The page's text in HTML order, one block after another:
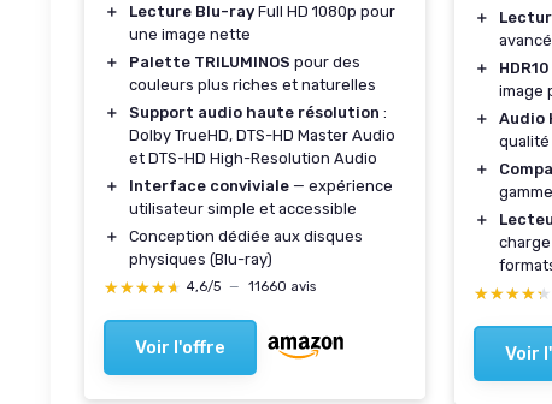
＋ Lecture Blu-ray Full HD 1080p pour
une image nette
＋
Palette TRILUMINOS pour des
couleurs plus riches et naturelles
＋
Support audio haute résolution :
Dolby TrueHD, DTS-HD Master Audio
et DTS-HD High-Resolution Audio
＋
Interface conviviale — expérience
utilisateur simple et accessible
＋
Conception dédiée aux disques
physiques (Blu-ray)
★★★★★
★★★★★ 4,6/5 — 11660 avis
Voir l'offre
＋
avancé
＋
HDR10
image
＋
Audio
qualité
＋
＋
★★★★★
★★★★★
Voir